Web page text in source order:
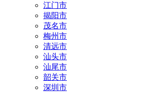
江门市
揭阳市
茂名市
梅州市
清远市
汕头市
汕尾市
韶关市
深圳市